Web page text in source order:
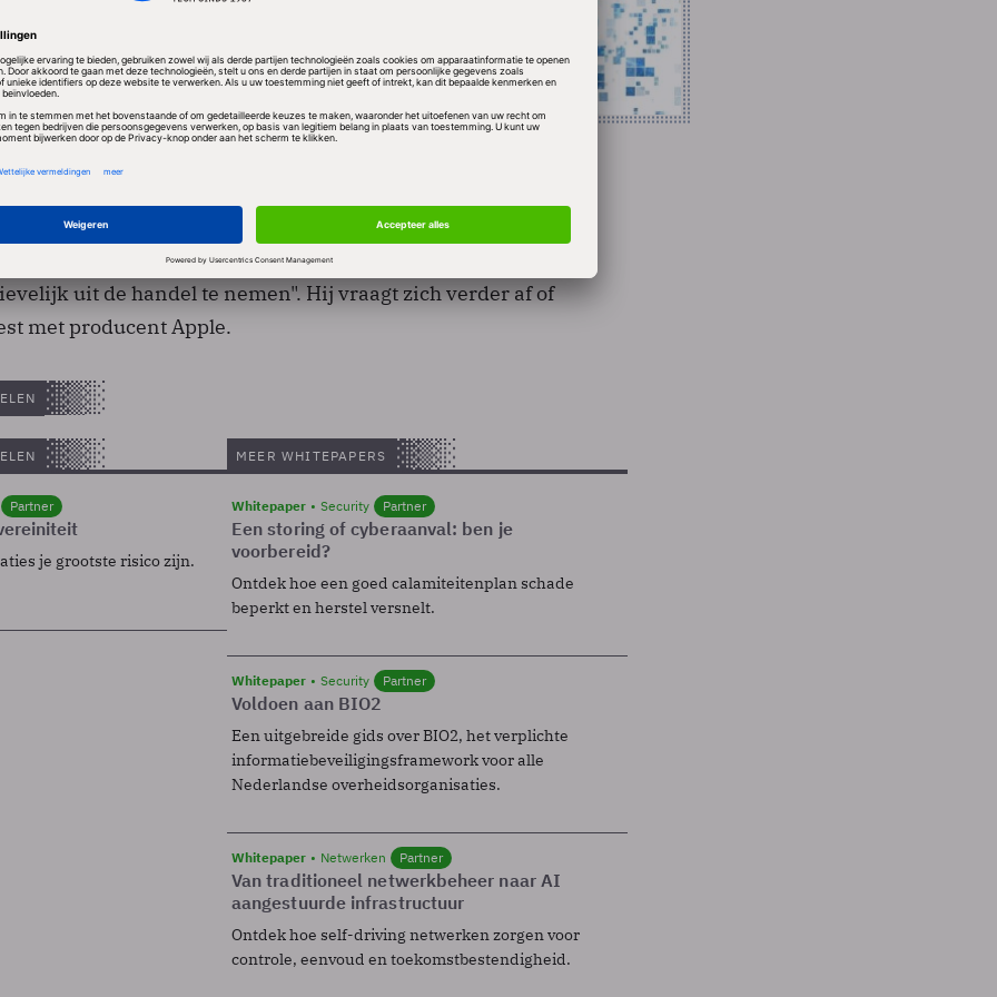
Kuneva gevraagd hoeveel iPhones er zijn ontploft en wil
waarom "ervoor wordt gekozen de producten te
uit de handel te nemen". Hij vraagt zich verder af of
met producent Apple.
Partner
je grootste risico zijn.
MEER WHITEPAPERS
Whitepaper Security Partner
Een storing of cyberaanval: ben je
voorbereid?
Ontdek hoe een goed calamiteitenplan schade
beperkt en herstel versnelt.
Whitepaper Security Partner
Voldoen aan BIO2
Een uitgebreide gids over BIO2, het verplichte
informatiebeveiligingsframework voor alle
Nederlandse overheidsorganisaties.
Whitepaper Netwerken Partner
Van traditioneel netwerkbeheer naar AI
aangestuurde infrastructuur
Ontdek hoe self-driving netwerken zorgen voor
controle, eenvoud en toekomstbestendigheid.